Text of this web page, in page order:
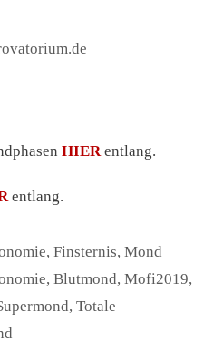
HIER entlang.
entlang.
,Finsternis,Mond
,Blutmond,Mofi2019,
, Totale